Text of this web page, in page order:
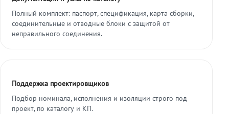
Полный комплект: паспорт, спецификация, карта сборки,
соединительные и отводные блоки с защитой от
неправильного соединения.
Поддержка проектировщиков
Подбор номинала, исполнения и изоляции строго под
проект, по каталогу и КП.